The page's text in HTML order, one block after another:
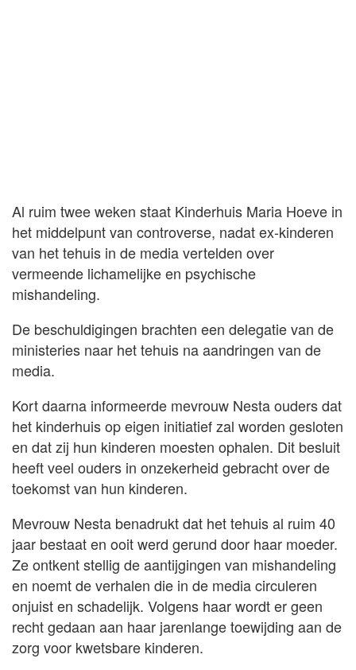
Al ruim twee weken staat Kinderhuis Maria Hoeve in
het middelpunt van controverse, nadat ex-kinderen
van het tehuis in de media vertelden over
vermeende lichamelijke en psychische
mishandeling.
De beschuldigingen brachten een delegatie van de
ministeries naar het tehuis na aandringen van de
media.
Kort daarna informeerde mevrouw Nesta ouders dat
het kinderhuis op eigen initiatief zal worden gesloten
en dat zij hun kinderen moesten ophalen. Dit besluit
heeft veel ouders in onzekerheid gebracht over de
toekomst van hun kinderen.
Mevrouw Nesta benadrukt dat het tehuis al ruim 40
jaar bestaat en ooit werd gerund door haar moeder.
Ze ontkent stellig de aantijgingen van mishandeling
en noemt de verhalen die in de media circuleren
onjuist en schadelijk. Volgens haar wordt er geen
recht gedaan aan haar jarenlange toewijding aan de
zorg voor kwetsbare kinderen.